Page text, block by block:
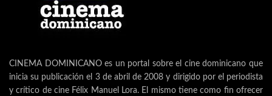
CINEMA DOMINICANO es un portal sobre el cine dominicano que
inicia su publicación el 3 de abril de 2008 y dirigido por el periodista
y crítico de cine Félix Manuel Lora. El mismo tiene como fin ofrecer